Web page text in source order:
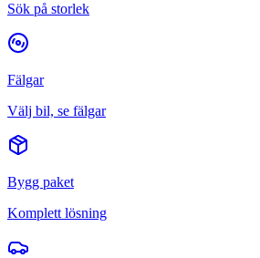
Sök på storlek
Fälgar
Välj bil, se fälgar
Bygg paket
Komplett lösning